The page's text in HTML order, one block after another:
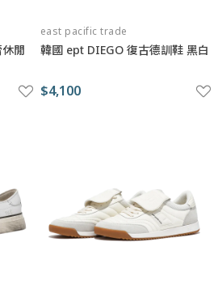
閒
east pacific trade
韓國 ept DIEGO 復古德訓鞋 黑白
$4,100